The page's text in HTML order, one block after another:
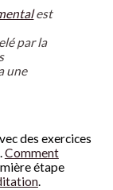
est
par la
une
des exercices
Comment
étape
.